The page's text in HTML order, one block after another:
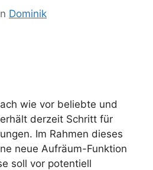
Dominik
wie vor beliebte und
derzeit Schritt für
Im Rahmen dieses
neue Aufräum-Funktion
soll vor potentiell